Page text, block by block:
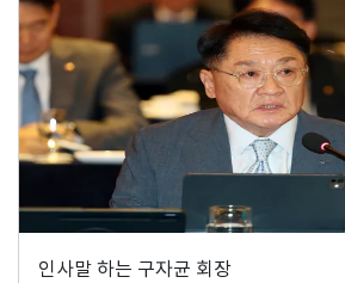
인사말 하는 구자균 회장